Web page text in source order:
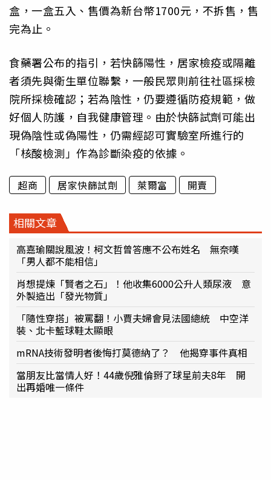
盒，一盒五入、售價為新台幣1700元，不拆售，售
完為止。
食藥署公布的指引，若快篩陽性，居家檢疫或隔離
者須先與衛生單位聯繫，一般民眾則前往社區採檢
院所採檢確認；若為陰性，仍要遵循防疫規範，做
好個人防護，自我健康管理。由於快篩試劑可能出
現偽陰性或偽陽性，仍需經認可實驗室所進行的
「核酸檢測」作為診斷染疫的依據。
超商 居家快篩試劑 萊爾富 開賣
相關文章
高嘉瑜關說風波！柯文哲曾答應不公布姓名 無奈嘆
「男人都不能相信」
肖想提煉「賢者之石」！他收集6000公升人類尿液 意
外製造出「發光物質」
「隨性穿搭」被罵翻！小賈夫婦會見法國總統 中空洋
裝、北卡藍球鞋太顯眼
mRNA技術發明者後悔打莫德納了？ 他揭穿事件真相
當朋友比當情人好！44歲倪雅倫掰了球星前夫8年 開
出再婚唯一條件